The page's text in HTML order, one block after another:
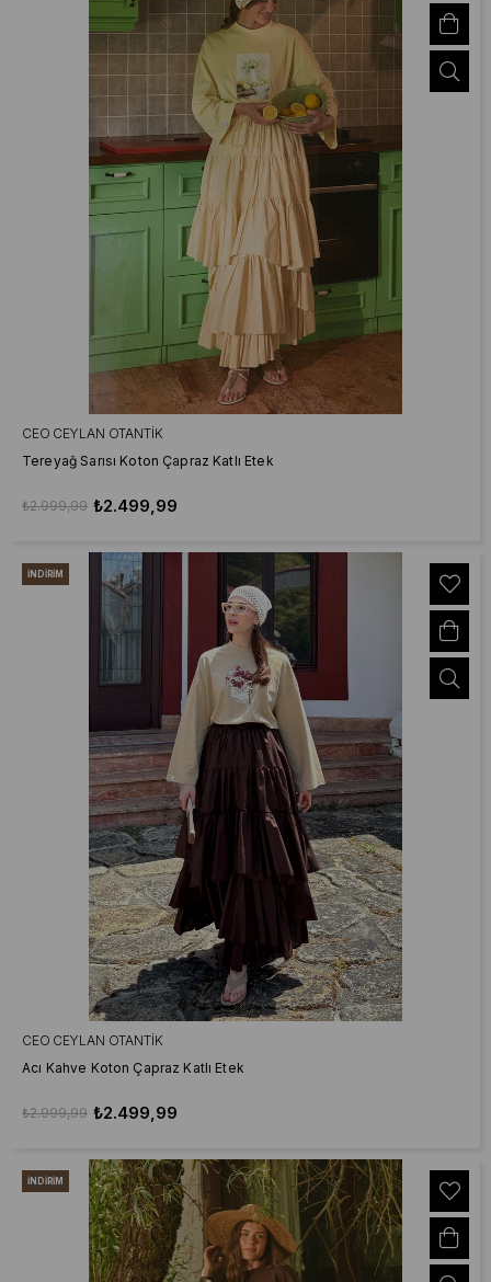
CEO CEYLAN OTANTIK
Tereyağ Sarısı Koton Çapraz Katlı Etek
₺2.499,99
₺2.999,99
CEO CEYLAN OTANTIK
Acı Kahve Koton Çapraz Katlı Etek
₺2.499,99
₺2.999,99
İNDIRIM
İNDIRIM